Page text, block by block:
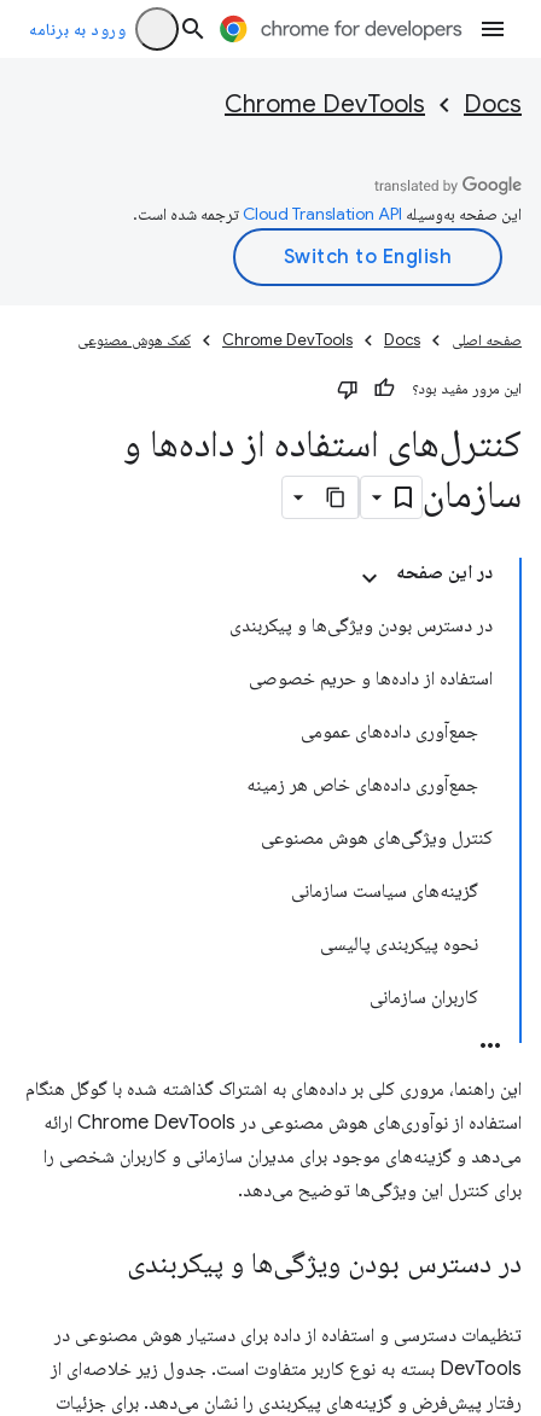
ورود به برنامه
Docs
Chrome DevTools
این صفحه به‌وسیله ترجمه شده است.
صفحه اصلی Docs
Chrome DevTools کمک هوش مصنوعی
این مرور مفید بود؟
کنترل‌های استفاده از داده‌ها و
سازمان
در این صفحه
در دسترس بودن ویژگی‌ها و پیکربندی
استفاده از داده‌ها و حریم خصوصی
جمع‌آوری داده‌های عمومی
جمع‌آوری داده‌های خاص هر زمینه
کنترل ویژگی‌های هوش مصنوعی
گزینه‌های سیاست سازمانی
نحوه پیکربندی پالیسی
کاربران سازمانی
این راهنما، مروری کلی بر داده‌های به اشتراک گذاشته شده با گوگل هنگام
استفاده از نوآوری‌های هوش مصنوعی در Chrome DevTools ارائه
می‌دهد و گزینه‌های موجود برای مدیران سازمانی و کاربران شخصی را
برای کنترل این ویژگی‌ها توضیح می‌دهد.
در دسترس بودن ویژگی‌ها و پیکربندی
تنظیمات دسترسی و استفاده از داده برای دستیار هوش مصنوعی در
DevTools بسته به نوع کاربر متفاوت است. جدول زیر خلاصه‌ای از
رفتار پیش‌فرض و گزینه‌های پیکربندی را نشان می‌دهد. برای جزئیات